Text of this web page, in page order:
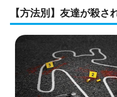
【方法別】友達が殺さ